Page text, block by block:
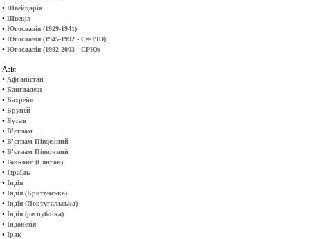
• Швейцарія
• Швеція
• Югославія (1929-1941)
• Югославія (1945-1992 - СФРЮ)
• Югославія (1992-2003 - СРЮ)
Азія
• Афганістан
• Бангладеш
• Бахрейн
• Бруней
• Бутан
• В'єтнам
• В'єтнам Південний
• В'єтнам Північний
• Гонконг (Сянган)
• Ізраїль
• Індія
• Індія (Британська)
• Індія (Португальська)
• Індія (республіка)
• Індонезія
• Ірак